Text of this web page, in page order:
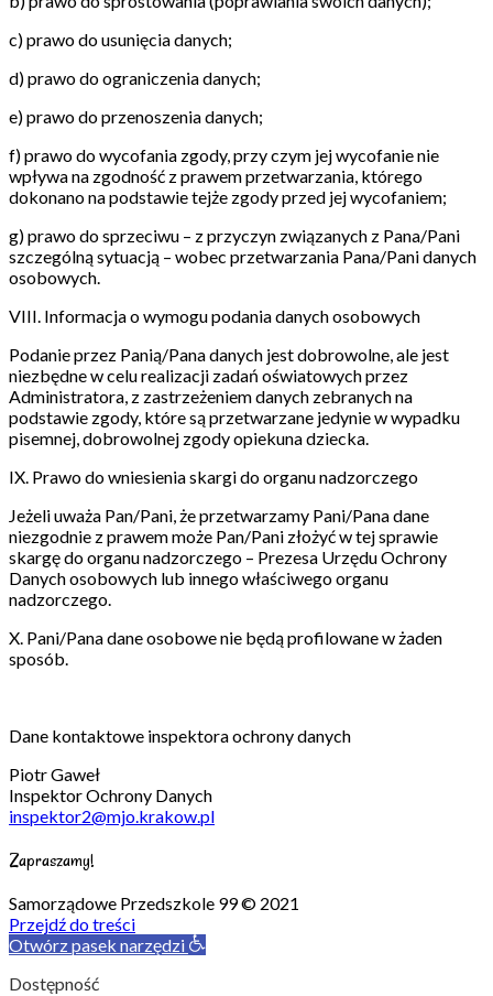
c) prawo do usunięcia danych;
d) prawo do ograniczenia danych;
e) prawo do przenoszenia danych;
f) prawo do wycofania zgody, przy czym jej wycofanie nie
wpływa na zgodność z prawem przetwarzania, którego
dokonano na podstawie tejże zgody przed jej wycofaniem;
g) prawo do sprzeciwu – z przyczyn związanych z Pana/Pani
szczególną sytuacją – wobec przetwarzania Pana/Pani danych
osobowych.
VIII. Informacja o wymogu podania danych osobowych
Podanie przez Panią/Pana danych jest dobrowolne, ale jest
niezbędne w celu realizacji zadań oświatowych przez
Administratora, z zastrzeżeniem danych zebranych na
podstawie zgody, które są przetwarzane jedynie w wypadku
pisemnej, dobrowolnej zgody opiekuna dziecka.
IX. Prawo do wniesienia skargi do organu nadzorczego
Jeżeli uważa Pan/Pani, że przetwarzamy Pani/Pana dane
niezgodnie z prawem może Pan/Pani złożyć w tej sprawie
skargę do organu nadzorczego – Prezesa Urzędu Ochrony
Danych osobowych lub innego właściwego organu
nadzorczego.
X. Pani/Pana dane osobowe nie będą profilowane w żaden
sposób.
Dane kontaktowe inspektora ochrony danych
Piotr Gaweł
Inspektor Ochrony Danych
inspektor2@mjo.krakow.pl
Zapraszamy!
Samorządowe Przedszkole 99 © 2021
Przejdź do treści
Otwórz pasek narzędzi
Dostępność